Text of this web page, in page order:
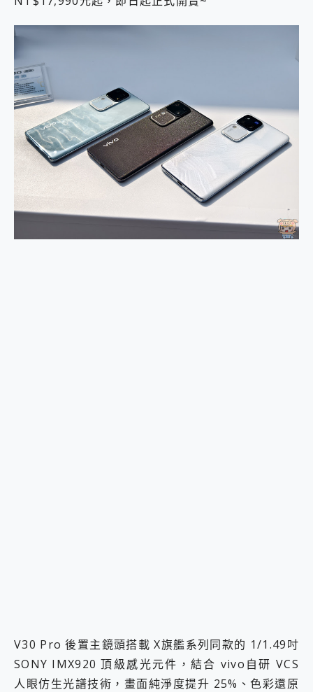
Xiaomi 14 Ultra 開箱 評測~ 有深度的 Leica 影像旗艦手機! 加碼小旗艦 Xiaomi 14 開箱 評測
vivo TWS 3e 真無線藍牙耳機智慧降噪升級、音質明亮溫潤，並支援雙設備連接~
MSI Claw 掌機專屬配件包 來囉 完美保護 MSI Claw A1M-026TW 電競掌機
人像旗艦 vivo V30 系列 開箱 評測! 首搭蔡司光學鏡頭、攝影棚級柔光環、拍攝功能最好玩的美拍神機 vivo V30 Pro
多個願望一次滿足 超強散熱 微星 MSI Claw A1M-026TW 電競掌機 開箱 評測
Motorola edge 70 pro 及 moto g37 power上市，登錄在送飛利浦氣炸鍋
V30 Pro 後置主鏡頭搭載 X旗艦系列同款的 1/1.49吋
SONY IMX920 頂級感光元件，結合 vivo自研 VCS
人眼仿生光譜技術，畫面純淨度提升 25%、色彩還原